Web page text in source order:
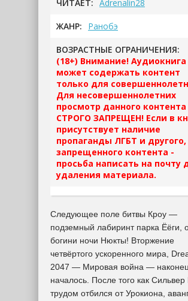
ЧИТАЕТ: Adrenalin28
ЖАНР: Ранобэ
ВОЗРАСТНЫЕ ОГРАНИЧЕНИЯ:
(18+) Внимание! Аудиокнига
может содержать контент
только для
Для несовершеннолетних
просмотр данного контента
СТРОГО ЗАПРЕЩЕН! Если в
присутствует наличие
пропаганды ЛГБТ и другого,
запрещенного контента -
просьба написать на почту
удаления материала.
Следующее поле битвы Кроу —
подземный лабиринт парка Ёёги,
богини ночи Нюкты! Вторжение
четвёртого ускоренного мира,
2047 — Мировая война — наконец
началось. После того как Сильвер
трудом отбился от Урокиона,